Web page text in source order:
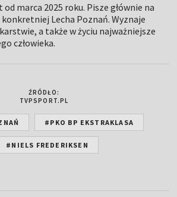
od marca 2025 roku. Pisze głównie na
Lecha Poznań. Wyznaje
a także w życiu najważniejsze
człowieka.
ŹRÓDŁO:
TVPSPORT.PL
#PKO BP EKSTRAKLASA
#NIELS FREDERIKSEN